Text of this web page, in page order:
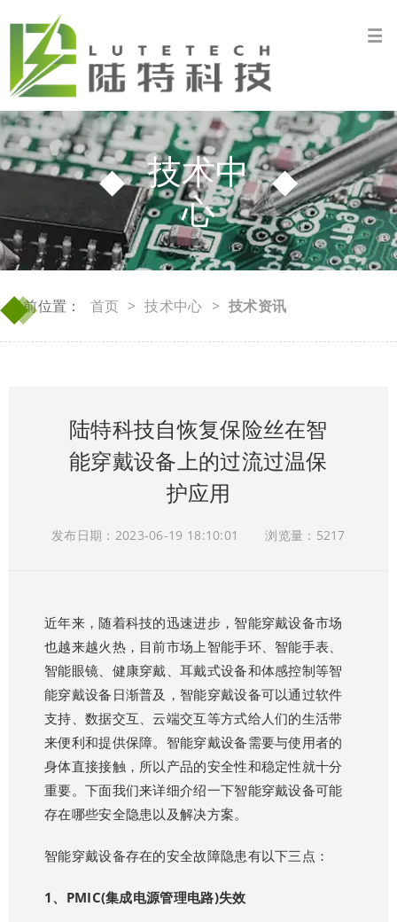
技术中
心
◆
◆
当前位置： 首页 > 技术中心 > 技术资讯
陆特科技自恢复保险丝在智
能穿戴设备上的过流过温保
护应用
发布日期：2023-06-19 18:10:01 浏览量：5217
近年来，随着科技的迅速进步，智能穿戴设备市场
也越来越火热，目前市场上智能手环、智能手表、
智能眼镜、健康穿戴、耳戴式设备和体感控制等智
能穿戴设备日渐普及，智能穿戴设备可以通过软件
支持、数据交互、云端交互等方式给人们的生活带
来便利和提供保障。智能穿戴设备需要与使用者的
身体直接接触，所以产品的安全性和稳定性就十分
重要。下面我们来详细介绍一下智能穿戴设备可能
存在哪些安全隐患以及解决方案。
智能穿戴设备存在的安全故障隐患有以下三点：
1、PMIC(集成电源管理电路)失效